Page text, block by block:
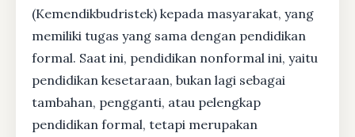
(Kemendikbudristek) kepada masyarakat, yang
memiliki tugas yang sama dengan pendidikan
formal. Saat ini, pendidikan nonformal ini, yaitu
pendidikan kesetaraan, bukan lagi sebagai
tambahan, pengganti, atau pelengkap
pendidikan formal, tetapi merupakan